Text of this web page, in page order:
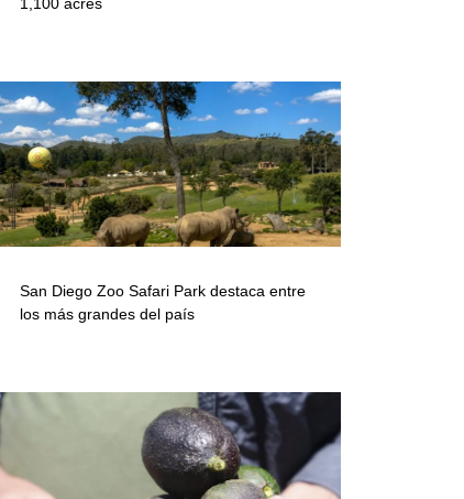
San Diego Zoo Safari Park destaca entre
los más grandes del país